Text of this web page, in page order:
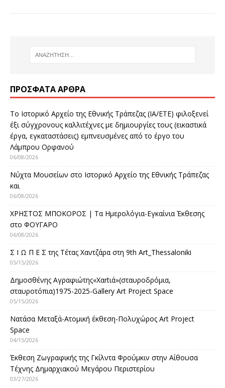
ΠΡΌΣΦΑΤΑ ΆΡΘΡΑ
Το Ιστορικό Αρχείο της Εθνικής Τράπεζας (ΙΑ/ΕΤΕ) φιλοξενεί
έξι σύγχρονους καλλιτέχνες με δημιουργίες τους (εικαστικά
έργα, εγκαταστάσεις) εμπνευσμένες από το έργο του
Λάμπρου Ορφανού
06/08/2026
Νύχτα Μουσείων στο Ιστορικό Αρχείο της Εθνικής Τράπεζας
και
06/08/2026
ΧΡΗΣΤΟΣ ΜΠΟΚΟΡΟΣ | Τα Ημερολόγια-Εγκαίνια Έκθεσης
στο ΦΟΥΓΑΡΟ
06/08/2026
Σ Ι Ω Π Ε Σ της Τέτας Χαντζάρα στη 9th Art_Thessaloniki
05/15/2026
Δημοσθένης Αγραφιώτης«Xαrtιά»(σταυροδρόμια,
σταυροτόπια)1975-2025-Gallery Art Project Space
05/15/2026
Νατάσα Μεταξά-Ατομική έκθεση-Πολυχώρος Art Project
Space
04/15/2026
Έκθεση Ζωγραφικής της Γκίλντα Φρούμκιν στην Αίθουσα
Τέχνης Δημαρχιακού Μεγάρου Περιστερίου
03/27/2026